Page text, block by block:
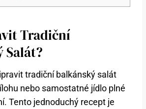
Tradiční
Salát?
tradiční balkánský salát
nebo samostatné jídlo‍ plné
Tento jednoduchý⁤ recept je